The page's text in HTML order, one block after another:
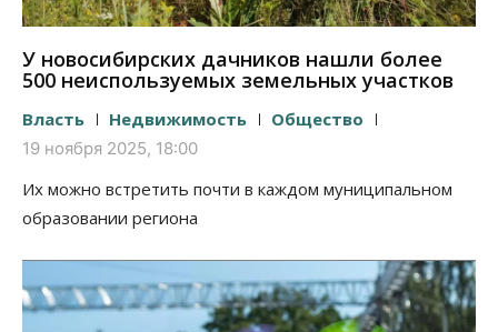
У новосибирских дачников нашли более
500 неиспользуемых земельных участков
Власть Недвижимость Общество
19 ноября 2025, 18:00
Их можно встретить почти в каждом муниципальном
образовании региона